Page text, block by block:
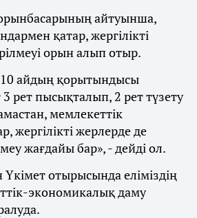
айтуынша,
қатар, жергілікті
орын алып отыр.
10 айдың қорытындысы
рет пысықталып, 2 рет түзету
мемлекеттік
жергілікті жерлерде де
жағдайы бар», - дейді ол.
Үкімет отырысында еліміздің
экономикалық даму